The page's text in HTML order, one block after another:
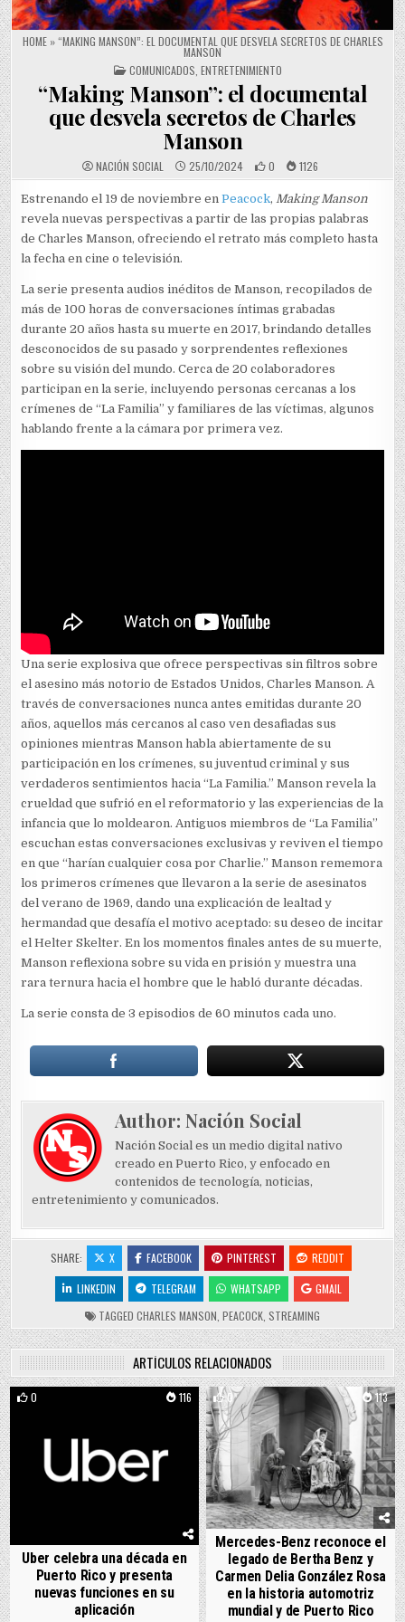
HOME»“MAKING MANSON”: EL DOCUMENTAL QUE DESVELA SECRETOS DE CHARLES
MANSON
POSTED IN
COMUNICADOS ENTRETENIMIENTO
“Making Manson”: el documental
que desvela secretos de Charles
Manson
NACIÓN SOCIAL 25/10/2024 0 1126
Estrenando el 19 de noviembre enPeacock,Making Manson
revela nuevas perspectivas a partir de las propias palabras
de Charles Manson, ofreciendo el retrato más completo hasta
la fecha en cine o televisión.
La serie presenta audios inéditos de Manson, recopilados de
más de 100 horas de conversaciones íntimas grabadas
durante 20 años hasta su muerte en 2017, brindando detalles
desconocidos de su pasado y sorprendentes reflexiones
sobre su visión del mundo. Cerca de 20 colaboradores
participan en la serie, incluyendo personas cercanas a los
crímenes de “La Familia” y familiares de las víctimas, algunos
hablando frente a la cámara por primera vez.
Una serie explosiva que ofrece perspectivas sin filtros sobre
el asesino más notorio de Estados Unidos, Charles Manson. A
través de conversaciones nunca antes emitidas durante 20
años, aquellos más cercanos al caso ven desafiadas sus
opiniones mientras Manson habla abiertamente de su
participación en los crímenes, su juventud criminal y sus
verdaderos sentimientos hacia “La Familia.” Manson revela la
crueldad que sufrió en el reformatorio y las experiencias de la
infancia que lo moldearon. Antiguos miembros de “La Familia”
escuchan estas conversaciones exclusivas y reviven el tiempo
en que “harían cualquier cosa por Charlie.” Manson rememora
los primeros crímenes que llevaron a la serie de asesinatos
del verano de 1969, dando una explicación de lealtad y
hermandad que desafía el motivo aceptado: su deseo de incitar
el Helter Skelter. En los momentos finales antes de su muerte,
Manson reflexiona sobre su vida en prisión y muestra una
rara ternura hacia el hombre que le habló durante décadas.
La serie consta de 3 episodios de 60 minutos cada uno.
Author:Nación Social
Nación Social es un medio digital nativo
creado en Puerto Rico, y enfocado en
contenidos de tecnología, noticias,
entretenimiento y comunicados.
SHARE: X FACEBOOK PINTEREST
REDDIT
LINKEDIN
TELEGRAM WHATSAPP
GMAIL
TAGGED CHARLES MANSON PEACOCK STREAMING
ARTÍCULOS RELACIONADOS
0 116
Uber celebra una década en
Puerto Rico y presenta
nuevas funciones en su
aplicación
0 113
Mercedes-Benz reconoce el
legado de Bertha Benz y
Carmen Delia González Rosa
en la historia automotriz
mundial y de Puerto Rico